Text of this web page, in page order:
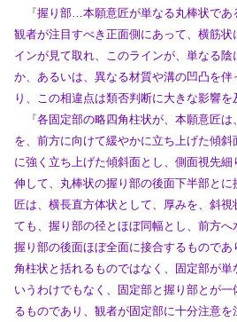
『握り部…本願意匠が単なる丸棒状であ
観者が注目すべき正面側にあって、横筋状
インが見て取れ、このラインが、単なる
か、あるいは、異なる材質や溝の凹凸を
り、この相違点は類否判断に大きな影響を
『各固定部の略四角柱状が、本願意匠
を、前方に向けて緩やかに立ち上げた傾
に強く立ち上げた傾斜面とし、側面視先細
伸して、丸棒状の握り部の後面下半部と
匠は、横長直方体状として、厚みを、斜
ても、握り部の径とほぼ同幅とし、前方へ
握り部の後面ほぼ全面に接合するもので
角柱状と括れるものではなく、固定部が単
いうわけでもなく、固定部と握り部とが
るものであり、観者が固定部に十分注意